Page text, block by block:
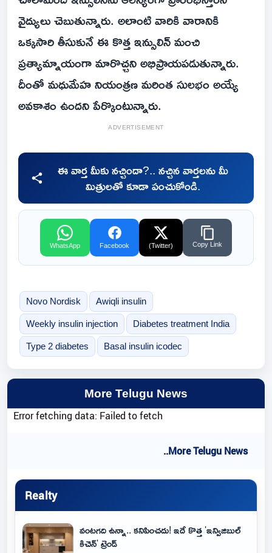
వైద్యులు చెబుతున్నారు. అలాంటి వారికి వారానికి
ఒక్కసారి తీసుకునే ఈ కొత్త ఇన్సులిన్‌ మంచి
ప్రత్యామ్నాయంగా మారొచ్చని అభిప్రాయపడుతున్నారు.
దీంతో మధుమేహ నియంత్రణ మరింత సులభం అయ్యే
అవకాశం ఉందని పేర్కొంటున్నారు.
ADVERTISEMENT
ఈ వార్త మీకు నచ్చిందా?.. నచ్చిన వార్తలను మీ
మిత్రులతో కూడా పంచుకోండి.
WhatsApp Facebook (Twitter) Copy Link
Novo Nordisk Awiqli insulin
Weekly insulin injection Diabetes treatment India
Type 2 diabetes Basal insulin icodec
More Telugu News
Error fetching data: Failed to fetch
..More Telugu News
Realty
వంటగది ఉన్నా.. కనిపించదు! ఇదే కొత్త 'ఇన్విజిబుల్
కిచెన్' ట్రెండ్